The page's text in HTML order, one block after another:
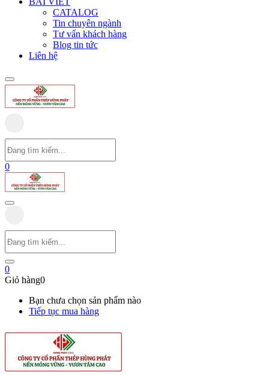
CATALOG
Tin chuyên ngành
Tư vấn khách hàng
Blog tin tức
Liên hệ
0
0
Giỏ hàng0
Bạn chưa chọn sản phẩm nào
Tiếp tục mua hàng